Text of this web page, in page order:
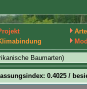
Baumarten)
0.4025 /